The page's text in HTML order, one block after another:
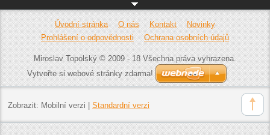
Úvodní stránka O nás Kontakt
Novinky
Prohlášení o odpovědnosti
Ochrana osobních údajů
Miroslav Topolský © 2009 - 18 Všechna práva vyhrazena.
Vytvořte si webové stránky zdarma!
Zobrazit: Mobilní verzi Standardní verzi